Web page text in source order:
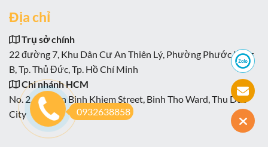
Địa chỉ
Trụ sở chính
22 đường 7, Khu Dân Cư An Thiên Lý, Phường Phước Long
B, Tp. Thủ Đức, Tp. Hồ Chí Minh
Chi nhánh HCM
No. 2, Nguyen Binh Khiem Street, Binh Tho Ward, Thu Duc
City
0932638858